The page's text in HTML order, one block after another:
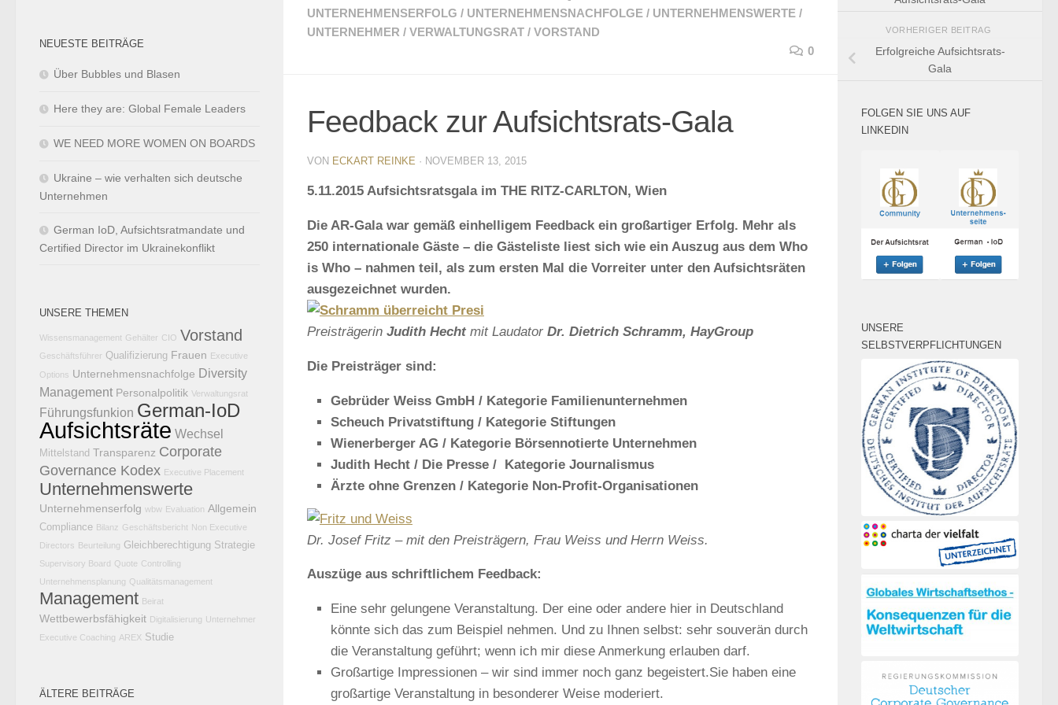
UNTERNEHMENSERFOLG / UNTERNEHMENSNACHFOLGE / UNTERNEHMENSWERTE /
UNTERNEHMER / VERWALTUNGSRAT / VORSTAND
0
Feedback zur Aufsichtsrats-Gala
VON ECKART REINKE · NOVEMBER 13, 2015
5.11.2015 Aufsichtsratsgala im THE RITZ-CARLTON, Wien
Die AR-Gala war gemäß einhelligem Feedback ein großartiger Erfolg. Mehr als
250 internationale Gäste – die Gästeliste liest sich wie ein Auszug aus dem Who
is Who – nahmen teil, als zum ersten Mal die Vorreiter unter den Aufsichtsräten
ausgezeichnet wurden.
Preisträgerin Judith Hecht mit Laudator Dr. Dietrich Schramm, HayGroup
Die Preisträger sind:
Gebrüder Weiss GmbH / Kategorie Familienunternehmen
Scheuch Privatstiftung / Kategorie Stiftungen
Wienerberger AG / Kategorie Börsennotierte Unternehmen
Judith Hecht / Die Presse / Kategorie Journalismus
Ärzte ohne Grenzen / Kategorie Non-Profit-Organisationen
Dr. Josef Fritz – mit den Preisträgern, Frau Weiss und Herrn Weiss.
Auszüge aus schriftlichem Feedback:
Eine sehr gelungene Veranstaltung. Der eine oder andere hier in Deutschland
könnte sich das zum Beispiel nehmen. Und zu Ihnen selbst: sehr souverän durch
die Veranstaltung geführt; wenn ich mir diese Anmerkung erlauben darf.
Großartige Impressionen – wir sind immer noch ganz begeistert.Sie haben eine
großartige Veranstaltung in besonderer Weise moderiert.
NEUESTE BEITRÄGE
Über Bubbles und Blasen
Here they are: Global Female Leaders
WE NEED MORE WOMEN ON BOARDS
Ukraine – wie verhalten sich deutsche
Unternehmen
German IoD, Aufsichtsratmandate und
Certified Director im Ukrainekonflikt
UNSERE THEMEN
Wissensmanagement Gehälter CIO Vorstand
Geschäftsführer Qualifizierung Frauen Executive
Options Unternehmensnachfolge Diversity
Management Personalpolitik Verwaltungsrat
Führungsfunkion German-IoD
Aufsichtsräte Wechsel
Mittelstand Transparenz Corporate
Governance Kodex Executive Placement
Unternehmenswerte
Unternehmenserfolg wbw Evaluation Allgemein
Compliance Bilanz Geschäftsbericht Non Executive
Directors Beurteilung Gleichberechtigung Strategie
Supervisory Board Quote Controlling
Unternehmensplanung Qualitätsmanagement
Management Beirat
Wettbewerbsfähigkeit Digitalisierung Unternehmer
Executive Coaching AREX Studie
ÄLTERE BEITRÄGE
VORHERIGER BEITRAG
Erfolgreiche Aufsichtsrats-
Gala
FOLGEN SIE UNS AUF
LINKEDIN
UNSERE
SELBSTVERPFLICHTUNGEN